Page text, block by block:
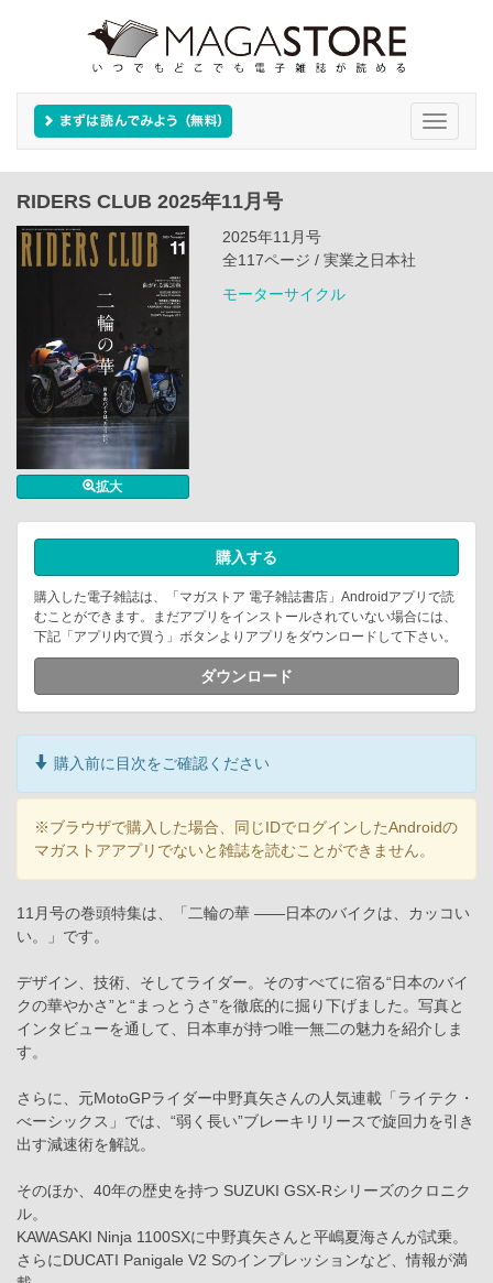
Toggle
RIDERS CLUB 2025年11月号
拡大
2025年11月号
全117ページ / 実業之日本社
モーターサイクル
購入する
購入した電子雑誌は、「マガストア 電子雑誌書店」Androidアプリで読
むことができます。まだアプリをインストールされていない場合には、
下記「アプリ内で買う」ボタンよりアプリをダウンロードして下さい。
ダウンロード
購入前に目次をご確認ください
※ブラウザで購入した場合、同じIDでログインしたAndroidの
マガストアアプリでないと雑誌を読むことができません。
11月号の巻頭特集は、「二輪の華 ――日本のバイクは、カッコい
い。」です。
デザイン、技術、そしてライダー。そのすべてに宿る“日本のバイ
クの華やかさ”と“まっとうさ”を徹底的に掘り下げました。写真と
インタビューを通して、日本車が持つ唯一無二の魅力を紹介しま
す。
さらに、元MotoGPライダー中野真矢さんの人気連載「ライテク・
べーシックス」では、“弱く長い”ブレーキリリースで旋回力を引き
出す減速術を解説。
そのほか、40年の歴史を持つ SUZUKI GSX-Rシリーズのクロニク
ル。
KAWASAKI Ninja 1100SXに中野真矢さんと平嶋夏海さんが試乗。
さらにDUCATI Panigale V2 Sのインプレッションなど、情報が満